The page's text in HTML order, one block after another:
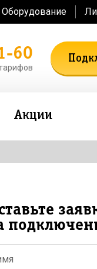
Оборудование
60
Акции